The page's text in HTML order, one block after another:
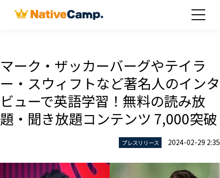
マーク・ザッカーバーグやテイラ
ー・スウィフトなど著名人のインタ
ビューで英語学習！無料の読み放
題・聞き放題コンテンツ 7,000突破
プレスリリース 2024-02-29 2:35